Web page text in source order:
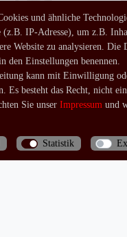
Gradient Hoodie
mit Farbverlauf
€ ab 49,90 € *
ges. MwSt.zzgl.
Versandkosten
und ähnliche
(z.B. IP-Adresse), um z.B.
Website zu analysieren. Die
den Einstellungen benennen.
kann mit Einwilligung
Es besteht das Recht, nicht
Sie unser Impressum und
Statistik